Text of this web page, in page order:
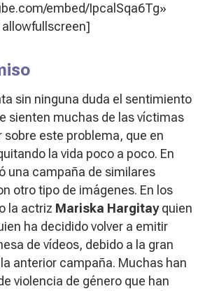
embed/IpcalSqa6Tg»
sin ninguna duda el sentimiento
sienten muchas de las víctimas
sobre este problema, que en
la vida poco a poco. En
una campaña de similares
otro tipo de imágenes. En los
la actriz Mariska Hargitayquien
ha decidido volver a emitir
de vídeos, debido a la gran
anterior campaña. Muchas han
violencia de género que han